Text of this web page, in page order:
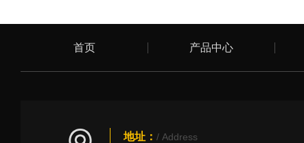
首页 产品中心
地址： / Address